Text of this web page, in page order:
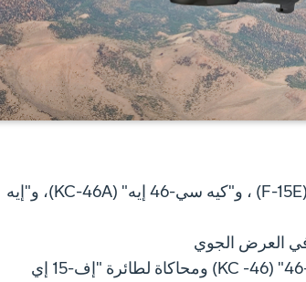
العروض الدفاعية الثابتة تشمل طائرات "إف-15 إيغل" (F-15E) ، و"كيه سي-46 إيه" (KC-46A)، و"إيه
المعرض التفاعلي يضم عرضاً تجريبياً لطائرة "كيه سي-46" (KC -46) ومحاكاة لطائرة "إف-15 إي